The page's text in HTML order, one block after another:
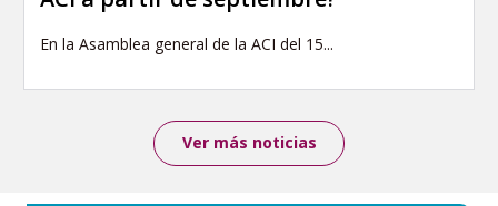
En la Asamblea general de la ACI del 15...
Ver más noticias